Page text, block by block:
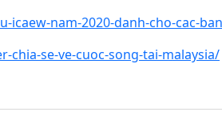
nam-2020-danh-cho-cac-
chia-se-ve-cuoc-song-tai-malaysia/